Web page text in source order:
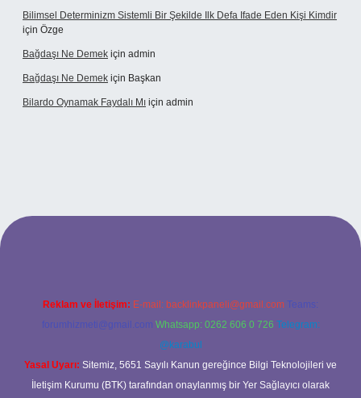
Bilimsel Determinizm Sistemli Bir Şekilde Ilk Defa Ifade Eden Kişi Kimdir
için Özge
Bağdaşı Ne Demek için admin
Bağdaşı Ne Demek için Başkan
Bilardo Oynamak Faydalı Mı için admin
bahis sitesi
Reklam ve İletişim: E-mail: backlinkpaneli@gmail.com Teams:
forumhizmeti@gmail.com Whatsapp: 0262 606 0 726 Telegram:
@karabul
Yasal Uyarı: Sitemiz, 5651 Sayılı Kanun gereğince Bilgi Teknolojileri ve
İletişim Kurumu (BTK) tarafından onaylanmış bir Yer Sağlayıcı olarak